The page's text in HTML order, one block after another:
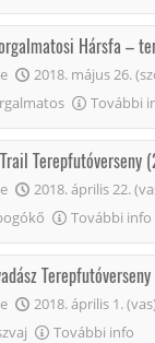
Hársfa –
2018. május 26.
További
Terepfutóverseny
2018. április 22.
További info
2018. április 1.
További info